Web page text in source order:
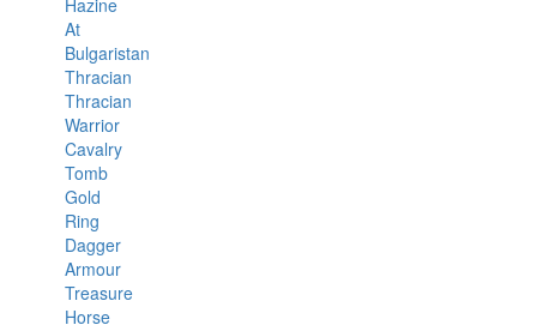
At
Bulgaristan
Thracian
Thracian
Warrior
Cavalry
Tomb
Gold
Ring
Dagger
Armour
Treasure
Horse